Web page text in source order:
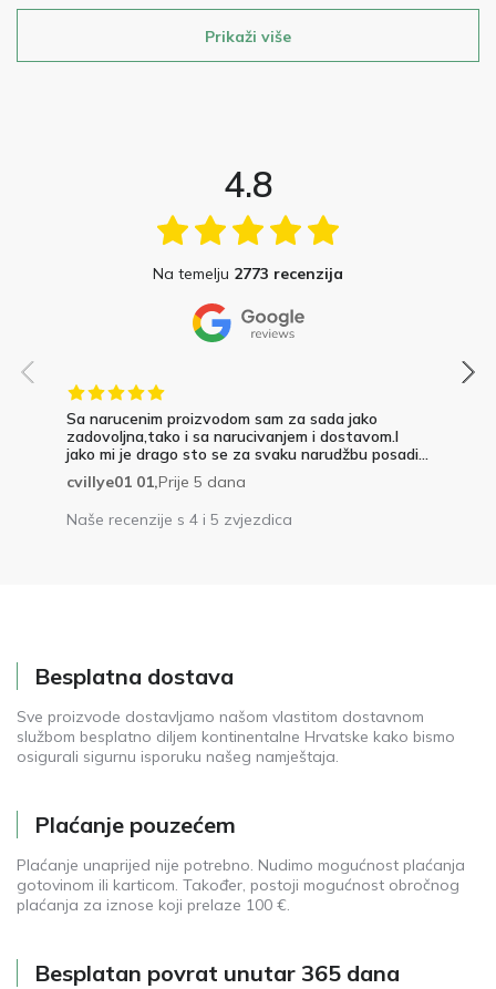
Prikaži više
4.8
Na temelju 2773 recenzija
Sa narucenim proizvodom sam za sada jako
zadovoljna,tako i sa narucivanjem i dostavom.I
jako mi je drago sto se za svaku narudžbu posadi...
cvillye01 01,Prije 5 dana
Naše recenzije s 4 i 5 zvjezdica
Besplatna dostava
Sve proizvode dostavljamo našom vlastitom dostavnom
službom besplatno diljem kontinentalne Hrvatske kako bismo
osigurali sigurnu isporuku našeg namještaja.
Plaćanje pouzećem
Plaćanje unaprijed nije potrebno. Nudimo mogućnost plaćanja
gotovinom ili karticom. Također, postoji mogućnost obročnog
plaćanja za iznose koji prelaze 100 €.
Besplatan povrat unutar 365 dana